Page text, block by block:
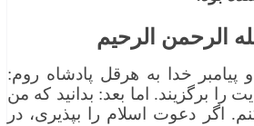
الرحمن الرحیم
پیامبر خدا به هرقل پادشاه روم:
را برگزیند. اما بعد: بدانید كه من
اگر دعوت اسلام را بپذیری، در